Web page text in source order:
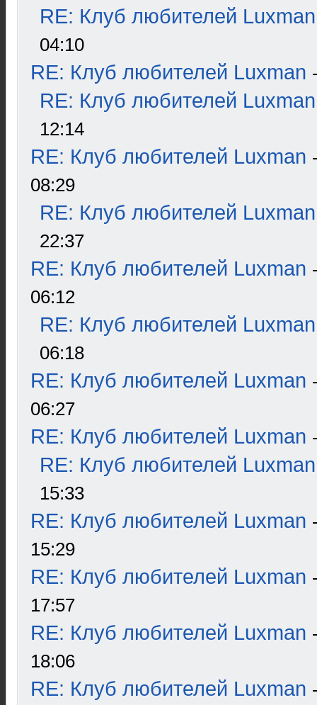
RE: Клуб любителей Luxman
04:10
RE: Клуб любителей Luxman
RE: Клуб любителей Luxman
12:14
RE: Клуб любителей Luxman
08:29
RE: Клуб любителей Luxman
22:37
RE: Клуб любителей Luxman
06:12
RE: Клуб любителей Luxman
06:18
RE: Клуб любителей Luxman
06:27
RE: Клуб любителей Luxman
RE: Клуб любителей Luxman
15:33
RE: Клуб любителей Luxman
15:29
RE: Клуб любителей Luxman
17:57
RE: Клуб любителей Luxman
18:06
RE: Клуб любителей Luxman